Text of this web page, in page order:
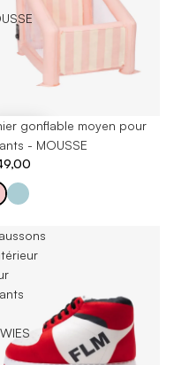
gonflable moyen pour
- MOUSSE